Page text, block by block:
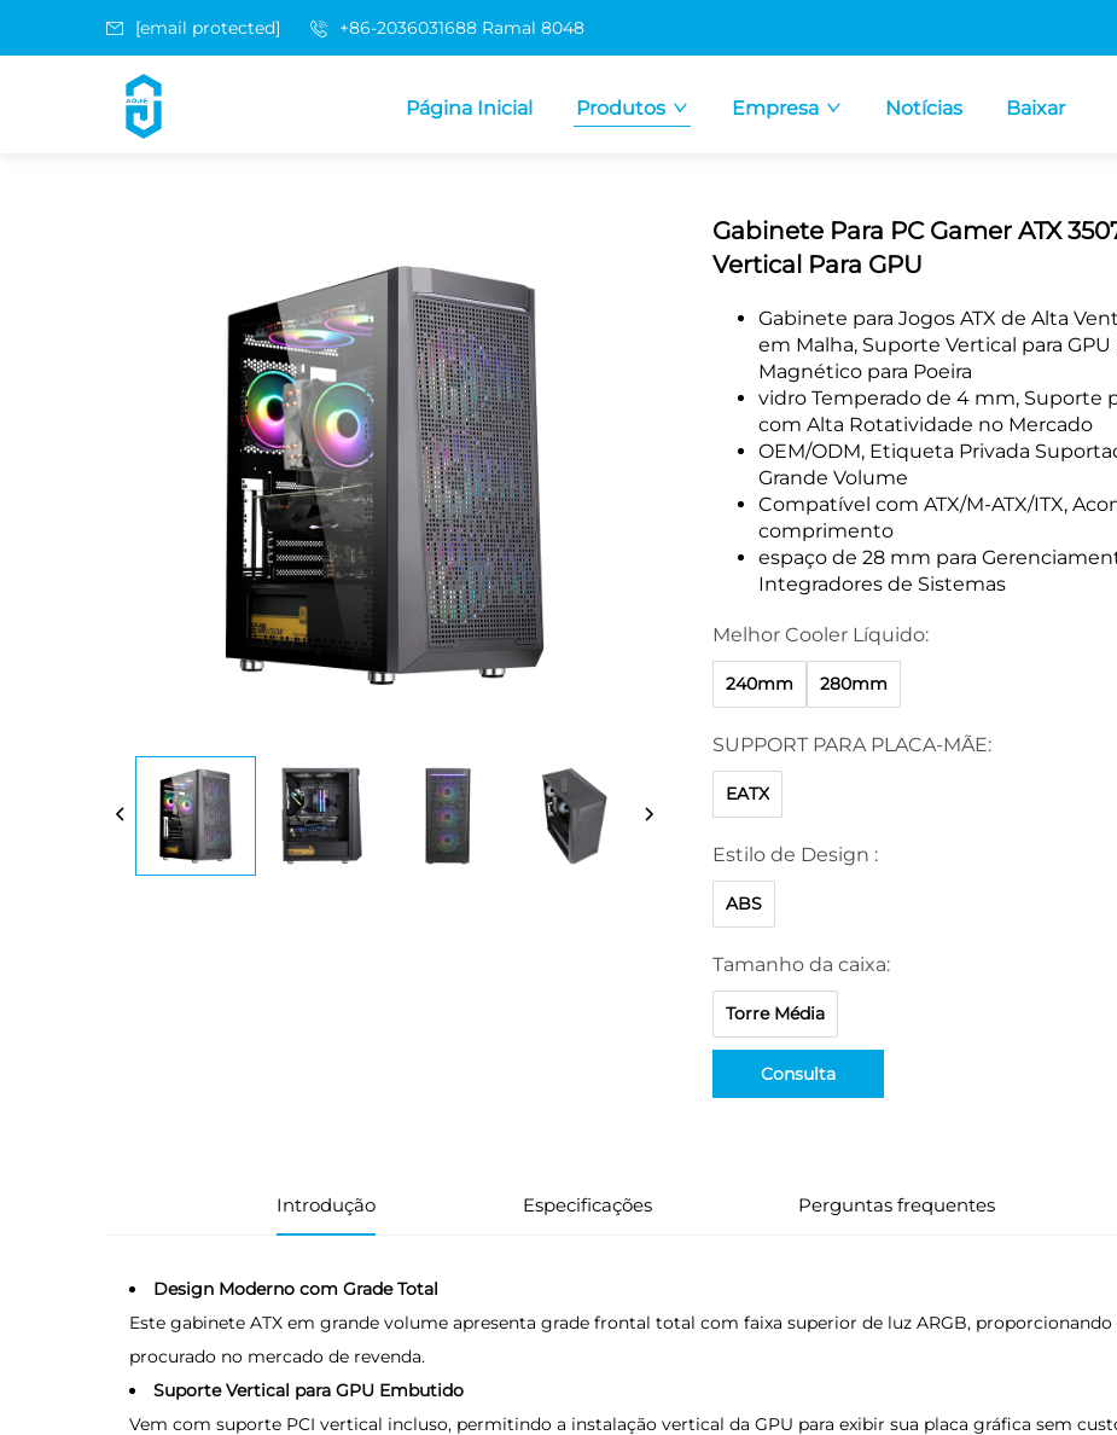
[email protected] +86-2036031688 Ramal 8048
Página Inicial Produtos Empresa Notícias Baixar
Gabinete Para PC Gamer ATX
Vertical Para GPU
Gabinete para Jogos ATX de Alta
em Malha, Suporte Vertical para
Magnético para Poeira
vidro Temperado de 4 mm, Suporte
com Alta Rotatividade no Mercado
OEM/ODM, Etiqueta Privada
Grande Volume
Compatível com ATX/M-ATX/ITX,
comprimento
espaço de 28 mm para
Integradores de Sistemas
Melhor Cooler Líquido:
240mm 280mm
SUPPORT PARA PLACA-MÃE:
EATX
Estilo de Design :
ABS
Tamanho da caixa:
Torre Média
Consulta
Introdução Especificações Perguntas frequentes
Design Moderno com Grade Total
Este gabinete ATX em grande volume apresenta grade frontal total com faixa superior de luz ARGB,
procurado no mercado de revenda.
Suporte Vertical para GPU Embutido
Vem com suporte PCI vertical incluso, permitindo a instalação vertical da GPU para exibir sua placa gráfica sem